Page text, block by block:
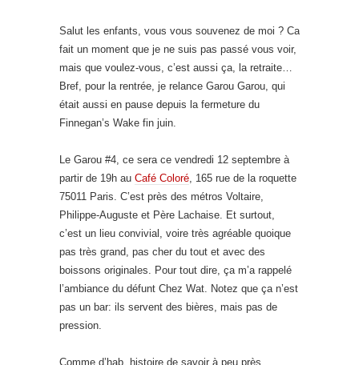
Salut les enfants, vous vous souvenez de moi ? Ca
fait un moment que je ne suis pas passé vous voir,
mais que voulez-vous, c’est aussi ça, la retraite…
Bref, pour la rentrée, je relance Garou Garou, qui
était aussi en pause depuis la fermeture du
Finnegan’s Wake fin juin.
Le Garou #4, ce sera ce vendredi 12 septembre à
partir de 19h au Café Coloré , 165 rue de la roquette
75011 Paris. C’est près des métros Voltaire,
Philippe-Auguste et Père Lachaise. Et surtout,
c’est un lieu convivial, voire très agréable quoique
pas très grand, pas cher du tout et avec des
boissons originales. Pour tout dire, ça m’a rappelé
l’ambiance du défunt Chez Wat. Notez que ça n’est
pas un bar: ils servent des bières, mais pas de
pression.
Comme d’hab, histoire de savoir à peu près